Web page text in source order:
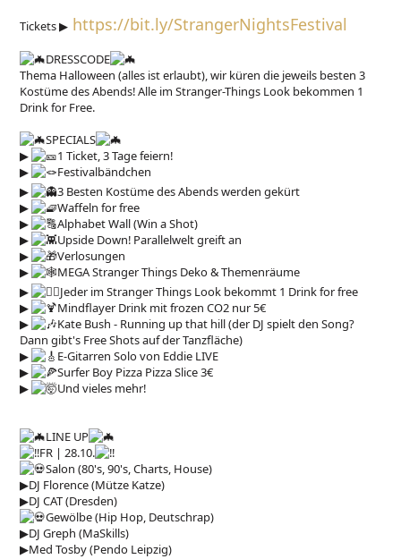
Tickets▶︎ https://bit.ly/StrangerNightsFestival
DRESSCODE
Thema Halloween (alles ist erlaubt), wir küren die jeweils besten 3
Kostüme des Abends! Alle im Stranger-Things Look bekommen 1
Drink for Free.
SPECIALS
▶︎
1 Ticket, 3 Tage feiern!
▶︎
Festivalbändchen
▶︎
3 Besten Kostüme des Abends werden gekürt
▶︎
Waffeln for free
▶︎
Alphabet Wall (Win a Shot)
▶︎
Upside Down! Parallelwelt greift an
▶︎
Verlosungen
▶︎
MEGA Stranger Things Deko & Themenräume
▶︎
Jeder im Stranger Things Look bekommt 1 Drink for free
▶︎
Mindflayer Drink mit frozen CO2 nur 5€
▶︎
Kate Bush - Running up that hill (der DJ spielt den Song?
Dann gibt's Free Shots auf der Tanzfläche)
▶︎
E-Gitarren Solo von Eddie LIVE
▶︎
Surfer Boy Pizza Pizza Slice 3€
▶︎
Und vieles mehr!
LINE UP
FR | 28.10.
Salon (80's, 90's, Charts, House)
▶︎DJ Florence (Mütze Katze)
▶︎DJ CAT (Dresden)
Gewölbe (Hip Hop, Deutschrap)
▶︎DJ Greph (MaSkills)
▶︎Med Tosby (Pendo Leipzig)